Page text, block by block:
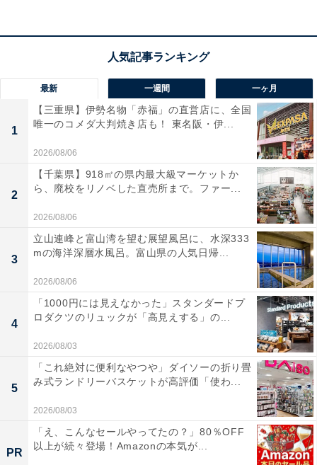
「プライム会員」なら便利でお得な特典が全部使
い放題！
Amazonプライムは、月額600円（税込）または年間
5900円（税込）で、多彩な特典を提供する会員制プログ
ラムです。
Amazonプライム会員になると、以下のようなさまざま
なサービスを利用できるようになります。
・動画配信サービスの「Prime Video」
・音楽配信サービスの「Amazon Music Prime」
・写真やビデオを保存できるオンラインストレージサー
ビスの「Amazon Photos」
・Kindle本を追加料金なしで読み放題の「Prime
Reading」
・会員限定先行タイムセール
・一部の対象商品が通常価格よりも割引されるAmazon
Prime限定価格
最新 一週間 一ヶ月
1
【三重県】伊勢名物「赤福」の直営店に、全国
唯一のコメダ大判焼き店も！ 東名阪・伊...
2026/08/06
2
【千葉県】918㎡の県内最大級マーケットか
ら、廃校をリノベした直売所まで。ファー...
2026/08/06
3
立山連峰と富山湾を望む展望風呂に、水深333
mの海洋深層水風呂。富山県の人気日帰...
2026/08/06
4
「1000円には見えなかった」スタンダードプ
ロダクツのリュックが「高見えする」の...
2026/08/03
5
「これ絶対に便利なやつや」ダイソーの折り畳
み式ランドリーバスケットが高評価「使わ...
2026/08/03
PR
「え、こんなセールやってたの？」80％OFF
以上が続々登場！Amazonの本気が...